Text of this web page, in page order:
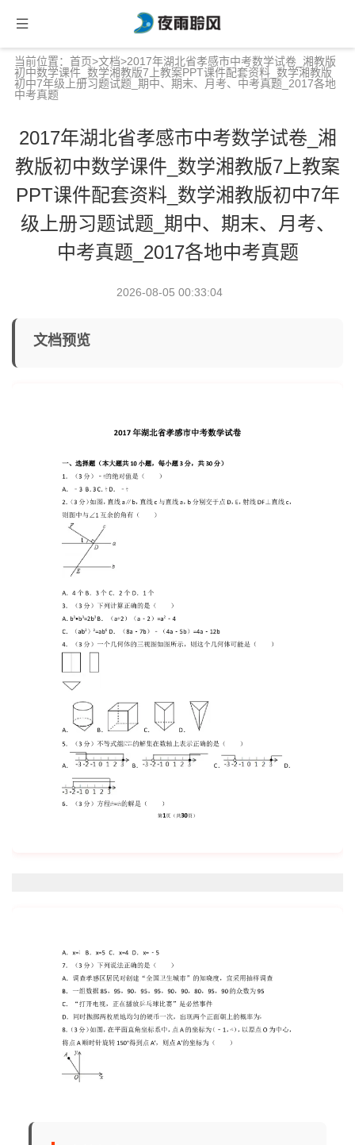
当前位置： 首页>文档>2017年湖北省孝感市中考数学试卷_湘教版
初中数学课件_数学湘教版7上教案PPT课件配套资料_数学湘教版
初中7年级上册习题试题_期中、期末、月考、中考真题_2017各地
中考真题
2017年湖北省孝感市中考数学试卷_湘
教版初中数学课件_数学湘教版7上教案
PPT课件配套资料_数学湘教版初中7年
级上册习题试题_期中、期末、月考、
中考真题_2017各地中考真题
2026-08-05 00:33:04
文档预览